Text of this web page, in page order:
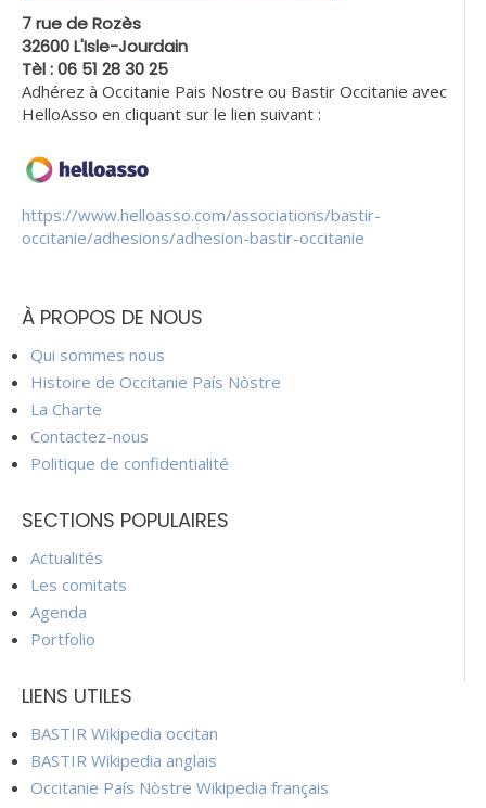
7 rue de Rozès
32600 L'Isle-Jourdain
Tèl : 06 51 28 30 25
Adhérez à Occitanie Pais Nostre ou Bastir Occitanie avec
HelloAsso en cliquant sur le lien suivant :
https://www.helloasso.com/associations/bastir-
occitanie/adhesions/adhesion-bastir-occitanie
À PROPOS DE NOUS
Qui sommes nous
Histoire de Occitanie País Nòstre
La Charte
Contactez-nous
Politique de confidentialité
SECTIONS POPULAIRES
Actualités
Les comitats
Agenda
Portfolio
LIENS UTILES
BASTIR Wikipedia occitan
BASTIR Wikipedia anglais
Occitanie País Nòstre Wikipedia français